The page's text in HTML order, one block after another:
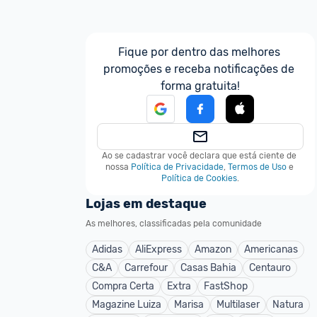
Fique por dentro das melhores
promoções e receba notificações de
forma gratuita!
Ao se cadastrar você declara que está ciente de
nossa Política de Privacidade, Termos de Uso e
Política de Cookies.
Lojas em destaque
As melhores, classificadas pela comunidade
Adidas AliExpress Amazon
Americanas
C&A
Carrefour Casas Bahia
Centauro
Compra Certa
Extra
FastShop
Magazine Luiza
Marisa Multilaser
Natura